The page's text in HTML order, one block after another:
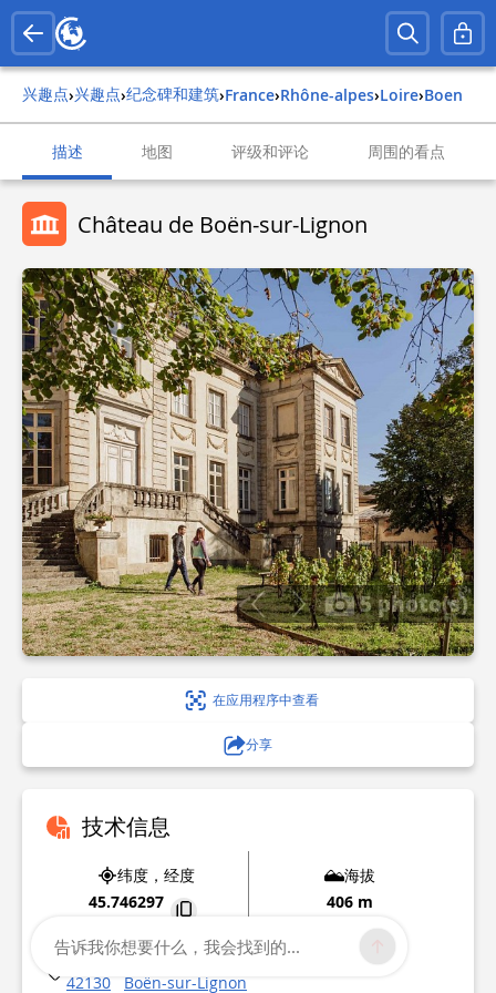
兴趣点› 兴趣点› 纪念碑和建筑› france› rhône-alpes› loire› boen
描述 地图 评级和评论 周围的看点
Château de Boën-sur-Lignon
5 photo(s)
在应用程序中查看
分享
技术信息
纬度，经度
45.746297
海拔
406 m
Place de la République
42130
Boën-sur-Lignon
告诉我你想要什么，我会找到的...